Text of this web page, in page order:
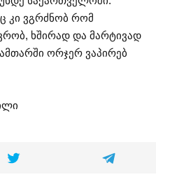
კი ვგრძნობ რომ
ხშირად და მარტივად
ორჯერ ვაპირებ